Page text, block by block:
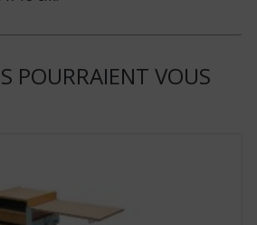
POURRAIENT VOUS